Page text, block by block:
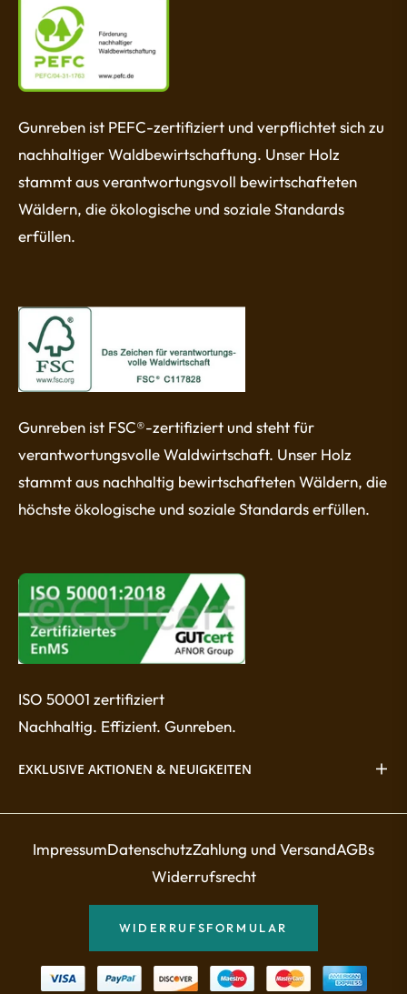
Gunreben ist PEFC-zertifiziert und verpflichtet sich zu
nachhaltiger Waldbewirtschaftung. Unser Holz
stammt aus verantwortungsvoll bewirtschafteten
Wäldern, die ökologische und soziale Standards
erfüllen.
Gunreben ist FSC®-zertifiziert und steht für
verantwortungsvolle Waldwirtschaft. Unser Holz
stammt aus nachhaltig bewirtschafteten Wäldern, die
höchste ökologische und soziale Standards erfüllen.
ISO 50001 zertifiziert
Nachhaltig. Effizient. Gunreben.
EXKLUSIVE AKTIONEN & NEUIGKEITEN
ImpressumDatenschutzZahlung und VersandAGBs
Widerrufsrecht
WIDERRUFSFORMULAR